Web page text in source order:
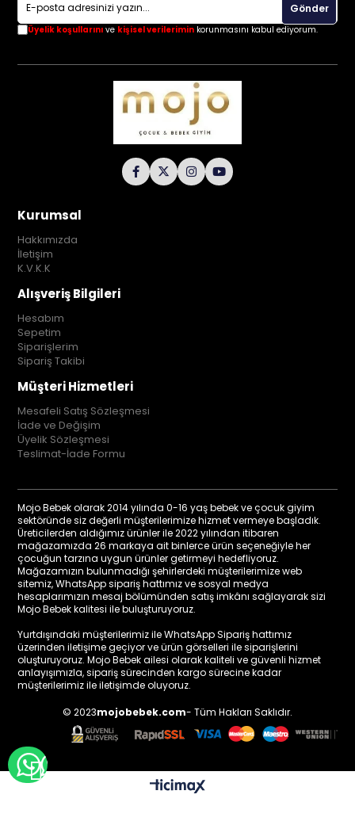
Gönder
Üyelik koşullarını ve kişisel verilerimin korunmasını kabul ediyorum.
Kurumsal
Hakkımızda
İletişim
K.V.K.K
Alışveriş Bilgileri
Hesabım
Sepetim
Siparişlerim
Sipariş Takibi
Müşteri Hizmetleri
Mesafeli Satış Sözleşmesi
İade ve Değişim
Üyelik Sözleşmesi
Teslimat-İade Formu
Mojo Bebek olarak 2014 yılında 0-16 yaş bebek ve çocuk giyim
sektöründe siz değerli müşterilerimize hizmet vermeye başladık.
Üreticilerden aldığımız ürünler ile 2022 yılından itibaren
mağazamızda 26 markaya ait binlerce ürün seçeneğiyle her
çocuğun tarzına uygun ürünler getirmeyi hedefliyoruz.
Mağazamızın bulunmadığı şehirlerdeki müşterilerimize web
sitemiz, WhatsApp sipariş hattımız ve sosyal medya
hesaplarımızın mesaj bölümünden satış imkânı sağlayarak sizi
Mojo Bebek kalitesi ile buluşturuyoruz.
Yurtdışındaki müşterilerimiz ile WhatsApp Sipariş hattımız
üzerinden iletişime geçiyor ve ürün görselleri ile siparişlerini
oluşturuyoruz. Mojo Bebek ailesi olarak kaliteli ve güvenli hizmet
anlayışımızla, sipariş sürecinden kargo sürecine kadar
müşterilerimiz ile iletişimde oluyoruz.
© 2023mojobebek.com- Tüm Hakları Saklıdır.